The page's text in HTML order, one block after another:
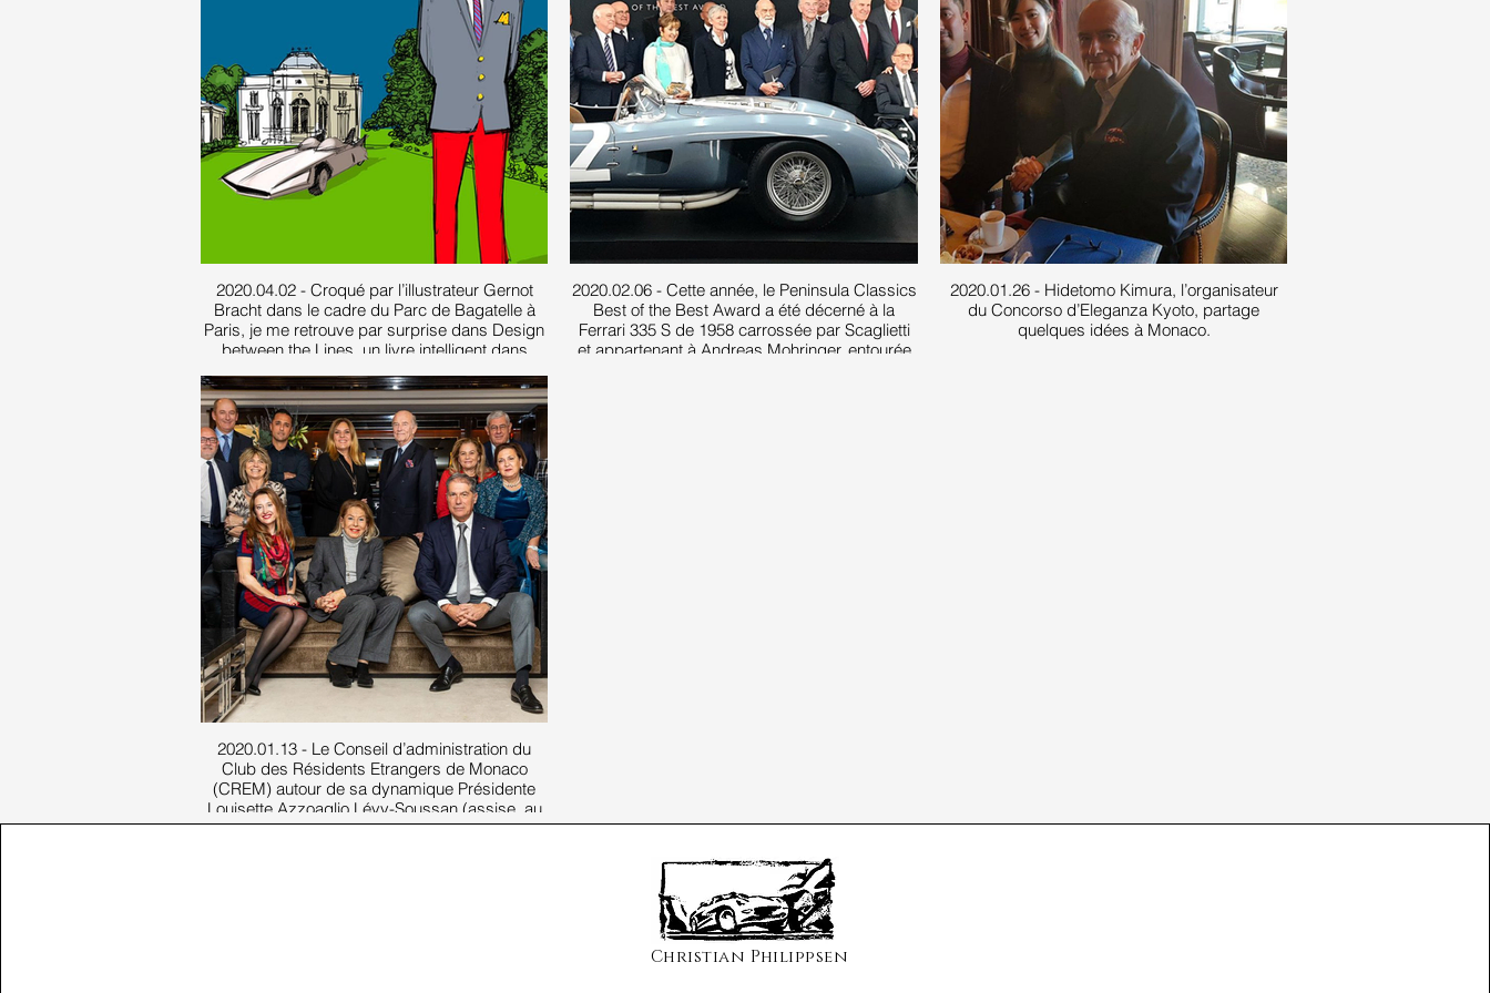
2020.04.02 - Croqué par l’illustrateur Gernot
Bracht dans le cadre du Parc de Bagatelle à
Paris, je me retrouve par surprise dans Design
between the Lines, un livre intelligent dans
du design chez Renault, raconte son parcours
et ses rencontres.
2020.02.06 - Cette année, le Peninsula Classics
Best of the Best Award a été décerné à la
Ferrari 335 S de 1958 carrossée par Scaglietti
et appartenant à Andreas Mohringer, entourée
2020.01.26 - Hidetomo Kimura, l’organisateur
du Concorso d’Eleganza Kyoto, partage
quelques idées à Monaco.
2020.01.13 - Le Conseil d’administration du
Club des Résidents Etrangers de Monaco
(CREM) autour de sa dynamique Présidente
Louisette Azzoaglio Lévy-Soussan (assise, au
milieu)
Christian Philippsen